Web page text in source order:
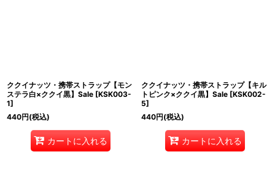
ククイナッツ・携帯ストラップ【モン
ステラ白×ククイ黒】Sale [KSK003-
1]
440円(税込)
カートに入れる
ククイナッツ・携帯ストラップ【キル
トピンク×ククイ黒】Sale [KSK002-
5]
440円(税込)
カートに入れる